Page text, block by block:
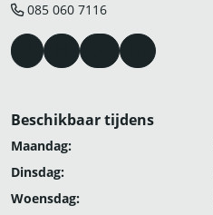
085 060 7116
Beschikbaar tijdens
Maandag:
Dinsdag:
Woensdag: